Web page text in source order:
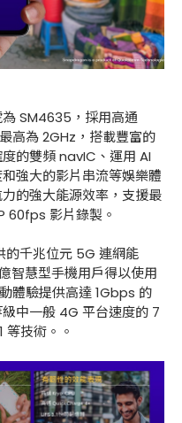
SM4635，採用高通
高為 2GHz，搭載豐富的
的雙頻 navIC、運用 AI
強大的影片串流等娛樂體
的強大能源效率，支援最
60fps 影片錄製。
千兆位元 5G 連網能
智慧型手機用戶得以使用
體驗提供高達 1Gbps 的
中一般 4G 平台速度的 7
技術。。